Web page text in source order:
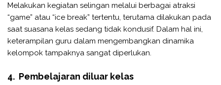
Melakukan kegiatan selingan melalui berbagai atraksi
“game” atau “ice break” tertentu, terutama dilakukan pada
saat suasana kelas sedang tidak kondusif. Dalam hal ini,
keterampilan guru dalam mengembangkan dinamika
kelompok tampaknya sangat diperlukan.
4. Pembelajaran diluar kelas